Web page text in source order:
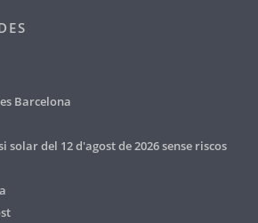
Barcelona
solar del 12 d'agost de 2026 sense riscos